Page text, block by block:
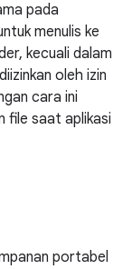
pada
menulis ke
kecuali dalam
oleh izin
cara ini
file saat aplikasi
portabel